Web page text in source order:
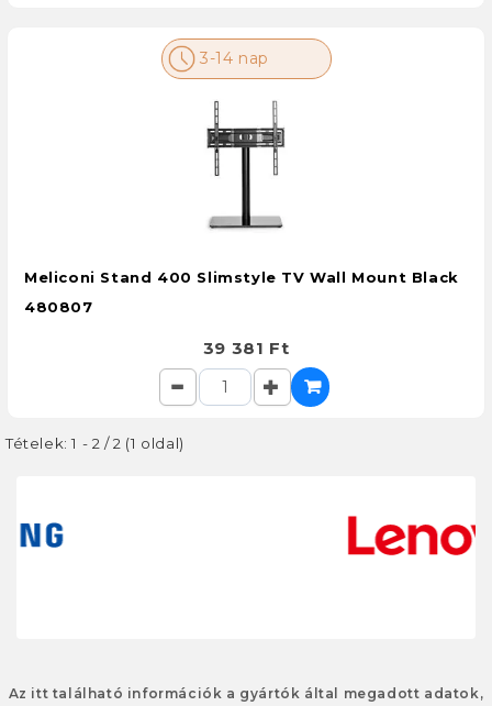
3-14 nap
Meliconi Stand 400 Slimstyle TV Wall Mount Black
480807
39 381 Ft
Tételek: 1 - 2 / 2 (1 oldal)
Az itt található információk a gyártók által megadott adatok,